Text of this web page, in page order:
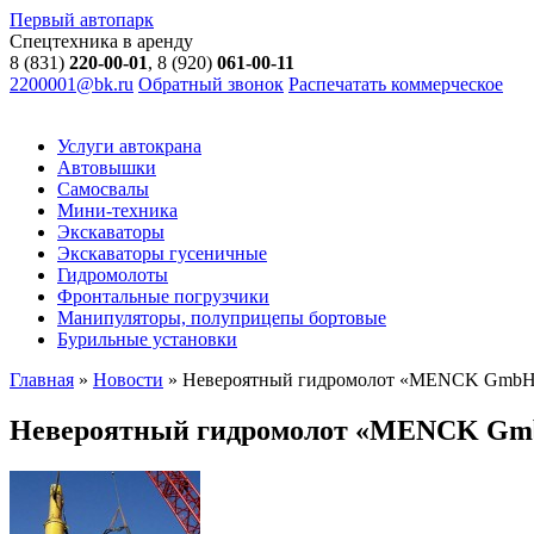
Первый автопарк
Спецтехника в аренду
8 (831) 220-00-01, 8 (920) 061-00-11
2200001@bk.ru Обратный звонок Распечатать коммерческое
Услуги автокрана
Автовышки
Самосвалы
Мини-техника
Экскаваторы
Экскаваторы гусеничные
Гидромолоты
Фронтальные погрузчики
Манипуляторы, полуприцепы бортовые
Бурильные установки
Главная » Новости » Невероятный гидромолот «MENCK
Невероятный гидромолот «MENCK